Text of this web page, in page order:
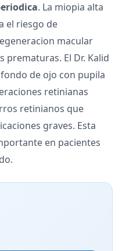
. La miopia alta
el riesgo de
macular
prematuras. El Dr. Kalid
de ojo con pupila
retinianas
retinianos que
graves. Esta
en pacientes